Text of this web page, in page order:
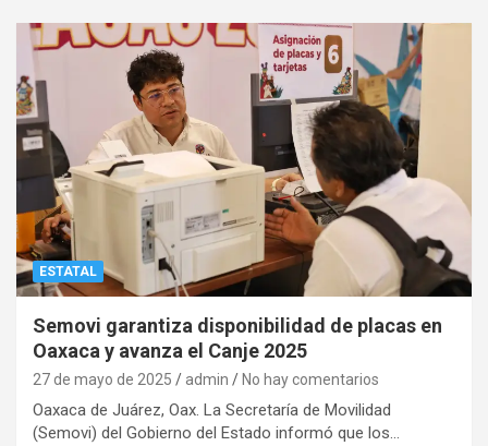
ESTATAL
Semovi garantiza disponibilidad de placas en
Oaxaca y avanza el Canje 2025
27 de mayo de 2025 admin No hay comentarios
Oaxaca de Juárez, Oax. La Secretaría de Movilidad
(Semovi) del Gobierno del Estado informó que los…